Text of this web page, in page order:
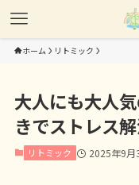
ホーム リトミック
大人にも大人
きでストレス解
リトミック 2025年9月